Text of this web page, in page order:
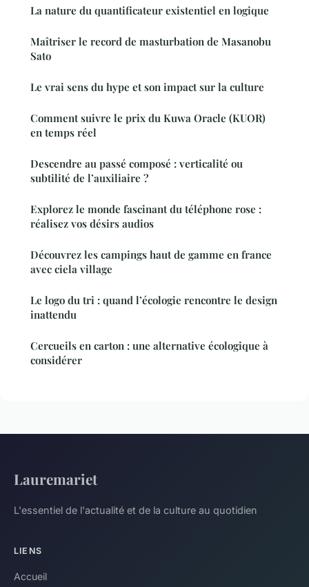
La nature du quantificateur existentiel en logique
Maîtriser le record de masturbation de Masanobu
Sato
Le vrai sens du hype et son impact sur la culture
Comment suivre le prix du Kuwa Oracle (KUOR)
en temps réel
Descendre au passé composé : verticalité ou
subtilité de l’auxiliaire ?
Explorez le monde fascinant du téléphone rose :
réalisez vos désirs audios
Découvrez les campings haut de gamme en france
avec ciela village
Le logo du tri : quand l’écologie rencontre le design
inattendu
Cercueils en carton : une alternative écologique à
considérer
Lauremariet
L'essentiel de l'actualité et de la culture au quotidien
LIENS
Accueil